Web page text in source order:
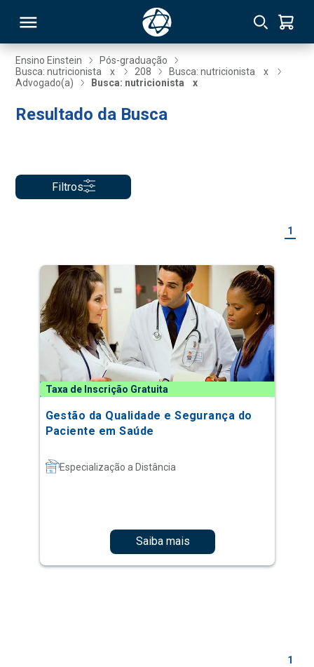
Ensino Einstein
Pós-graduação
Busca: nutricionista
x 208 Busca: nutricionista
x
Advogado(a)
Busca: nutricionista x
Resultado da Busca
Filtros
1
Taxa de Inscrição Gratuita
Gestão da Qualidade e Segurança do
Paciente em Saúde
Especialização a Distância
Saiba mais
1